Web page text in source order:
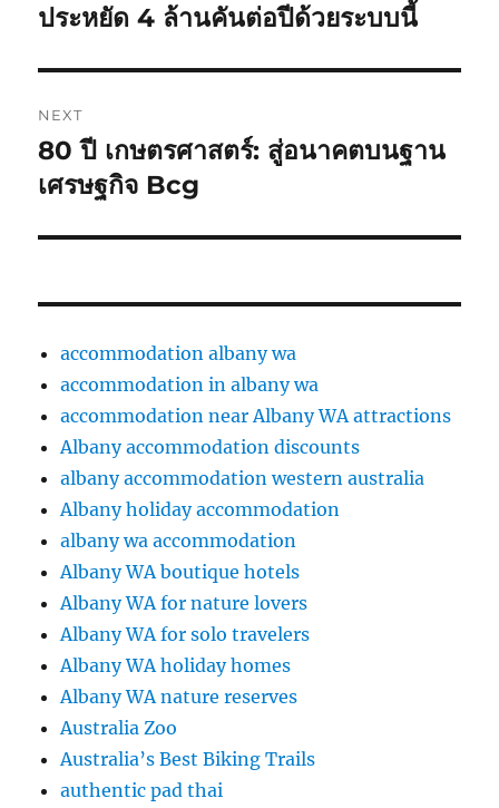
post:
ประหยัด 4 ล้านคันต่อปีด้วยระบบนี้
NEXT
Next
post:
80 ปี เกษตรศาสตร์: สู่อนาคตบนฐาน
เศรษฐกิจ Bcg
accommodation albany wa
accommodation in albany wa
accommodation near Albany WA attractions
Albany accommodation discounts
albany accommodation western australia
Albany holiday accommodation
albany wa accommodation
Albany WA boutique hotels
Albany WA for nature lovers
Albany WA for solo travelers
Albany WA holiday homes
Albany WA nature reserves
Australia Zoo
Australia’s Best Biking Trails
authentic pad thai